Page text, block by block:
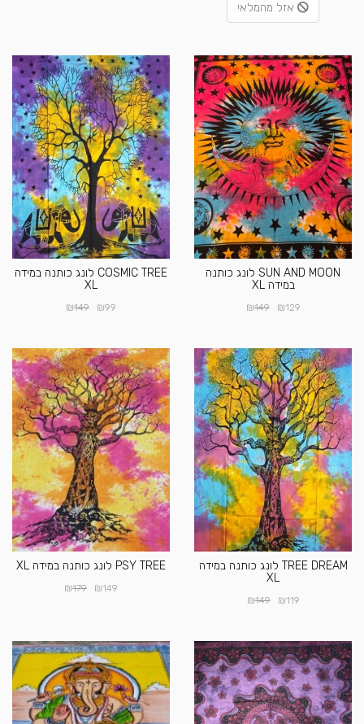
אזל מהמלאי
SUN AND MOON לונג כותנה
במידה XL
₪129
₪149
COSMIC TREE לונג כותנה במידה
XL
₪99
₪149
TREE DREAM לונג כותנה במידה
XL
₪119
₪149
PSY TREE לונג כותנה במידה XL
₪149
₪179